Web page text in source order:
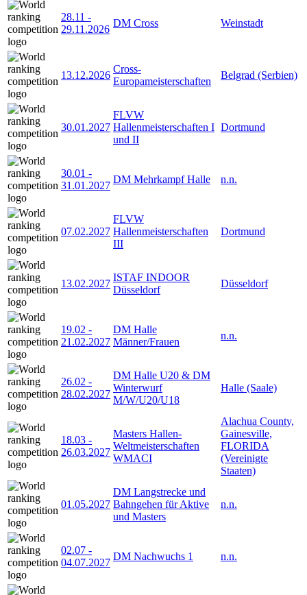
28.11 -
29.11.2026
DM Cross Weinstadt
13.12.2026
Cross-
Europameisterschaften
Belgrad (Serbien)
30.01.2027
FLVW
Hallenmeisterschaften I
und II
Dortmund
30.01 -
31.01.2027
DM Mehrkampf Halle n.n.
07.02.2027
FLVW
Hallenmeisterschaften
III
Dortmund
13.02.2027
ISTAF INDOOR
Düsseldorf
Düsseldorf
19.02 -
21.02.2027
DM Halle
Männer/Frauen
n.n.
26.02 -
28.02.2027
DM Halle U20 & DM
Winterwurf
M/W/U20/U18
Halle (Saale)
18.03 -
26.03.2027
Masters Hallen-
Weltmeisterschaften
WMACI
Alachua County,
Gainesville,
FLORIDA
(Vereinigte
Staaten)
01.05.2027
DM Langstrecke und
Bahngehen für Aktive
und Masters
n.n.
02.07 -
04.07.2027
DM Nachwuchs 1 n.n.